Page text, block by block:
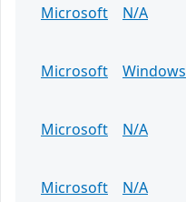
Microsoft
N/A
Microsoft
Windows
Microsoft
N/A
Microsoft
N/A